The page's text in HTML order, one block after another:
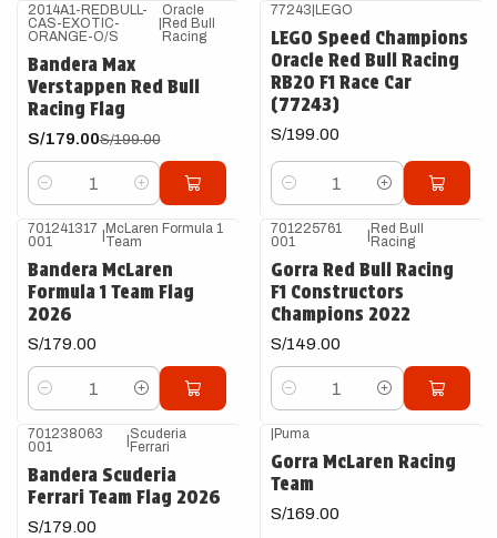
-10%OFF
2014A1-REDBULL-
CAS-EXOTIC-
ORANGE-O/S
|
Oracle
Red Bull
Racing
Bandera Max
Verstappen Red Bull
Racing Flag
S/179.00S/199.00
Cantidad
77243|LEGO
LEGO Speed Champions
Oracle Red Bull Racing
RB20 F1 Race Car
(77243)
S/199.00
Cantidad
701241317
001
|McLaren Formula 1
Team
Bandera McLaren
Formula 1 Team Flag
2026
S/179.00
Cantidad
701225761
001
|Red Bull
Racing
Gorra Red Bull Racing
F1 Constructors
Champions 2022
S/149.00
Cantidad
701238063
001
|Scuderia
Ferrari
Bandera Scuderia
Ferrari Team Flag 2026
S/179.00
|Puma
Gorra McLaren Racing
Team
S/169.00